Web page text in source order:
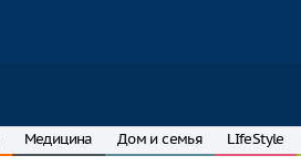
Медицина Дом и семья LIfeStyle